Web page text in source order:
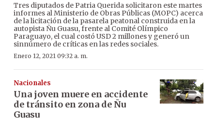
Tres diputados de Patria Querida solicitaron este martes
informes al Ministerio de Obras Públicas (MOPC) acerca
de la licitación de la pasarela peatonal construida en la
autopista Ñu Guasu, frente al Comité Olímpico
Paraguayo, el cual costó USD 2 millones y generó un
sinnúmero de críticas en las redes sociales.
Enero 12, 2021 09:32 a. m.
Nacionales
Una joven muere en accidente
de tránsito en zona de Ñu
Guasu